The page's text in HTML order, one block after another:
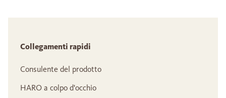
Collegamenti rapidi
Consulente del prodotto
HARO a colpo d'occhio